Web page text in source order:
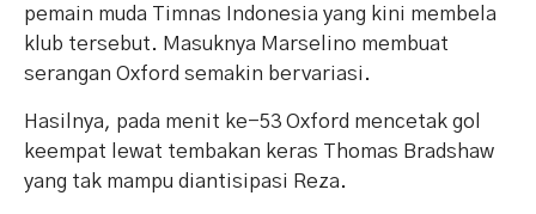
pemain muda Timnas Indonesia yang kini membela
klub tersebut. Masuknya Marselino membuat
serangan Oxford semakin bervariasi.
Hasilnya, pada menit ke-53 Oxford mencetak gol
keempat lewat tembakan keras Thomas Bradshaw
yang tak mampu diantisipasi Reza.